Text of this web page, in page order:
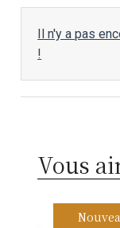
Il n'y a pas
!
Vous